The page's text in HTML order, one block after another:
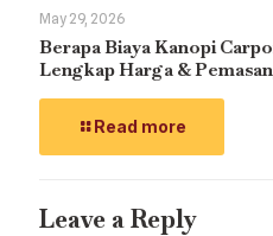
May 29, 2026
Berapa Biaya Kanopi
Lengkap Harga &
Read more
Leave a Reply